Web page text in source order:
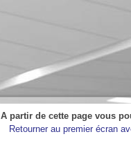
A partir de cette page vous
Retourner au premier écran